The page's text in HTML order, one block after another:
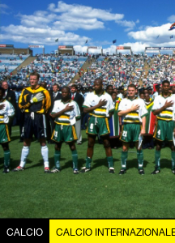
CALCIO CALCIO